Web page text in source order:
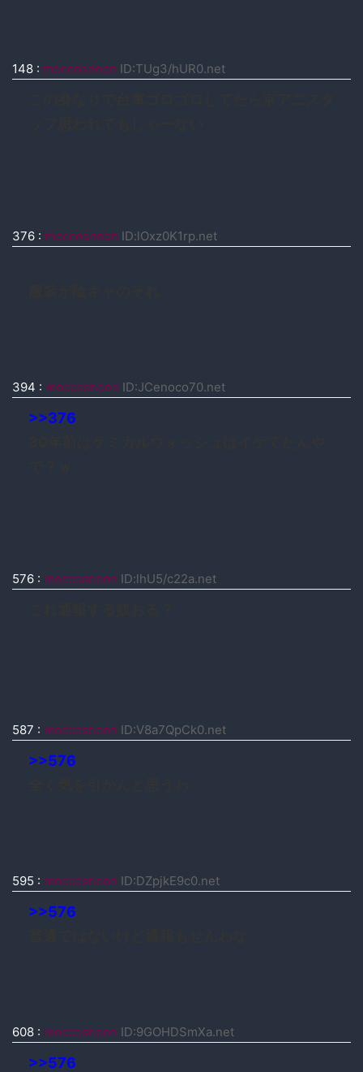
148 : moccosnoon ID:TUg3/hUR0.net
376 : moccosnoon ID:lOxz0K1rp.net
394 : moccosnoon ID:JCenoco70.net
>>376
576 : moccosnoon ID:lhU5/c22a.net
587 : moccosnoon ID:V8a7QpCk0.net
>>576
595 : moccosnoon ID:DZpjkE9c0.net
>>576
608 : moccosnoon ID:9GOHDSmXa.net
>>576